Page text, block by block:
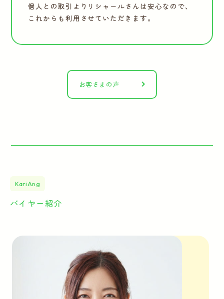
個人との取引よりリシャールさんは安心なので、
これからも利用させていただきます。
お客さまの声
KariAng
バイヤー紹介